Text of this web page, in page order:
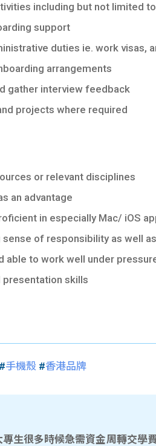
including but not limited
support
duties ie. work visas,
arrangements
gather interview feedback
projects where required
or relevant disciplines
an advantage
in especially Mac/ iOS
of responsibility as well
able to work well under
presentation skills
#手機殼#香港品牌
專生很多時候急需資金周轉交學